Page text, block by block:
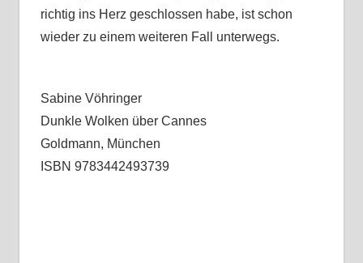
richtig ins Herz geschlossen habe, ist schon
wieder zu einem weiteren Fall unterwegs.
Sabine Vöhringer
Dunkle Wolken über Cannes
Goldmann, München
ISBN 9783442493739